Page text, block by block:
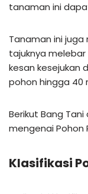
tanaman ini
Tanaman ini juga
tajuknya
kesan kesejukan
pohon hingga 40
Berikut Bang
mengenai Pohon
Klasifikasi